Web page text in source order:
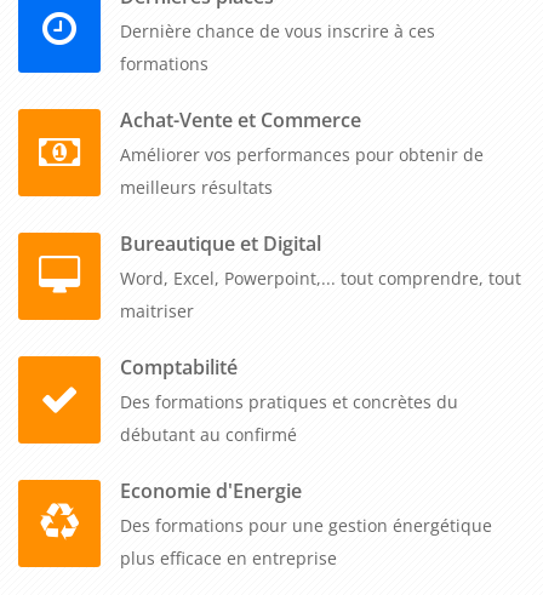
bout, en utilisant des outils et des techniques éprouvés. Cela
peut aider les entreprises à rester compétitives sur le marché
en gérant efficacement les projets et en assurant la
satisfaction de leurs clients.
Dernière chance de vous inscrire à ces
formations
Achat-Vente et Commerce
Améliorer vos performances pour obtenir de
meilleurs résultats
Bureautique et Digital
Word, Excel, Powerpoint,... tout comprendre, tout
maitriser
Comptabilité
Des formations pratiques et concrètes du
débutant au confirmé
Economie d'Energie
Des formations pour une gestion énergétique
plus efficace en entreprise